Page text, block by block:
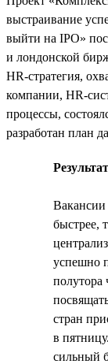
выстраивание
выйти на IPO»
и лондонской
HR-стратегия,
компании, HR-
процессы,
разработан план
Вакансии
быстрее,
успешно
полутора
стран
в
сильный